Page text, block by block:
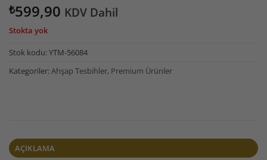
₺599,90 KDV Dahil
Stokta yok
Stok kodu:YTM-56084
Kategoriler:Ahşap Tesbihler, Premium Ürünler
AÇIKLAMA